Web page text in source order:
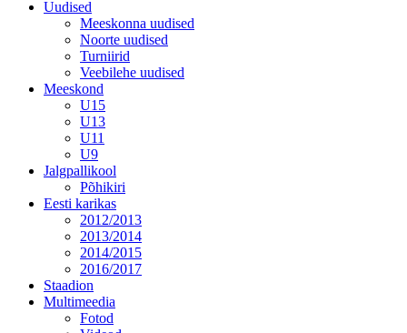
Uudised
Meeskonna uudised
Noorte uudised
Turniirid
Veebilehe uudised
Meeskond
U15
U13
U11
U9
Jalgpallikool
Põhikiri
Eesti karikas
2012/2013
2013/2014
2014/2015
2016/2017
Staadion
Multimeedia
Fotod